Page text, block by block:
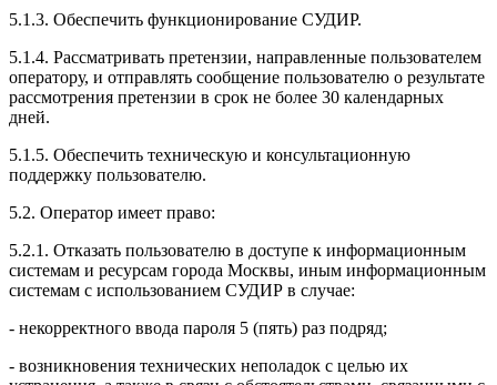
5.1.3. Обеспечить функционирование СУДИР.
5.1.4. Рассматривать претензии, направленные пользователем
оператору, и отправлять сообщение пользователю о результате
рассмотрения претензии в срок не более 30 календарных
дней.
5.1.5. Обеспечить техническую и консультационную
поддержку пользователю.
5.2. Оператор имеет право:
5.2.1. Отказать пользователю в доступе к информационным
системам и ресурсам города Москвы, иным информационным
системам с использованием СУДИР в случае:
- некорректного ввода пароля 5 (пять) раз подряд;
- возникновения технических неполадок с целью их